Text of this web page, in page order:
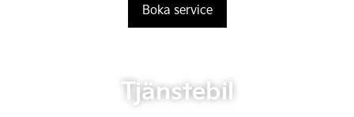
Boka service
Tjänstebil